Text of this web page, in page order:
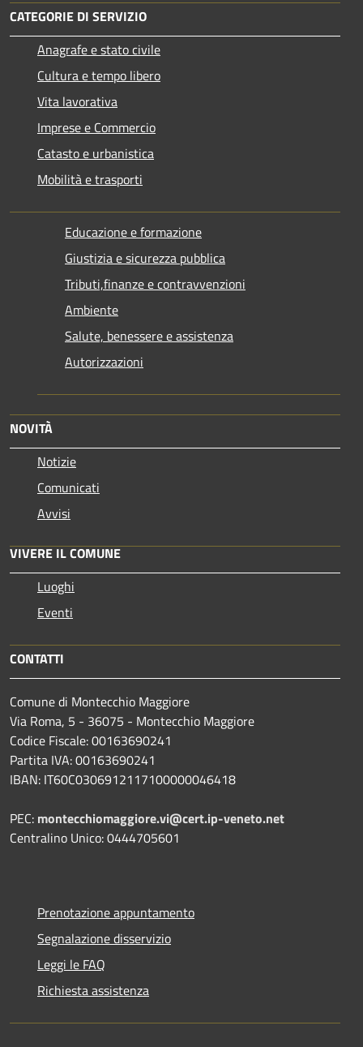
CATEGORIE DI SERVIZIO
Anagrafe e stato civile
Cultura e tempo libero
Vita lavorativa
Imprese e Commercio
Catasto e urbanistica
Mobilità e trasporti
Educazione e formazione
Giustizia e sicurezza pubblica
Tributi,finanze e contravvenzioni
Ambiente
Salute, benessere e assistenza
Autorizzazioni
NOVITÀ
Notizie
Comunicati
Avvisi
VIVERE IL COMUNE
Luoghi
Eventi
CONTATTI
Comune di Montecchio Maggiore
Via Roma, 5 - 36075 - Montecchio Maggiore
Codice Fiscale: 00163690241
Partita IVA: 00163690241
IBAN: IT60C0306912117100000046418
PEC: montecchiomaggiore.vi@cert.ip-veneto.net
Centralino Unico: 0444705601
Prenotazione appuntamento
Segnalazione disservizio
Leggi le FAQ
Richiesta assistenza